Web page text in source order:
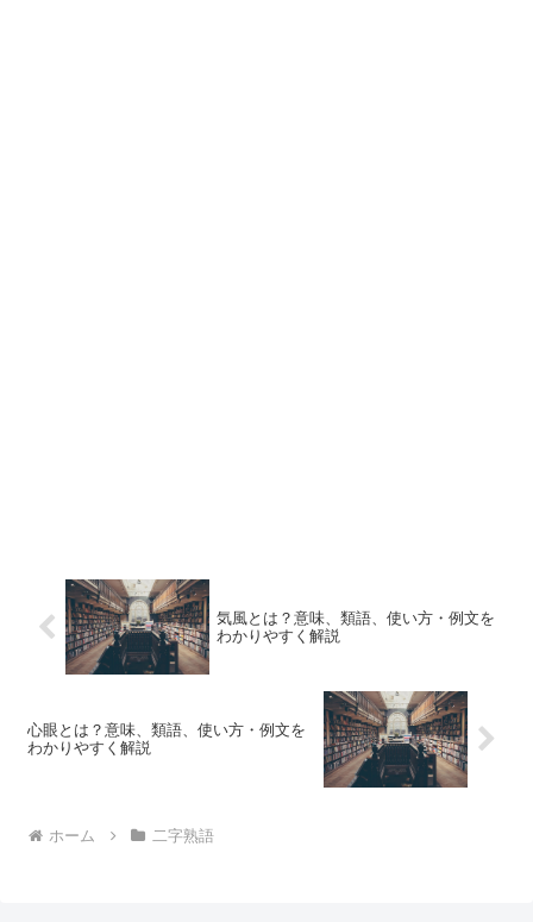
気風とは？意味、類語、使い方・例文を
わかりやすく解説
心眼とは？意味、類語、使い方・例文を
わかりやすく解説
ホーム 二字熟語